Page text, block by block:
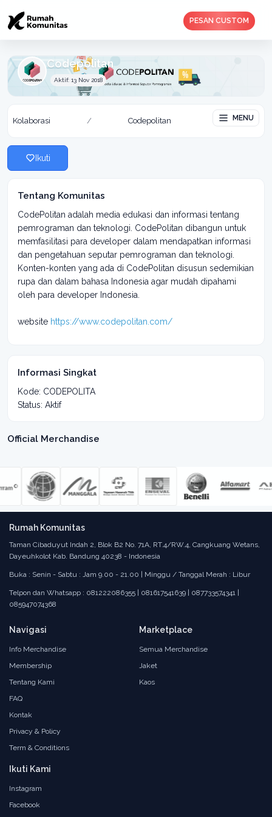
PESAN CUSTOM
Codepolitan
Aktif: 13 Nov 2018
Kolaborasi / Codepolitan MENU
Ikuti
Tentang Komunitas
CodePolitan adalah media edukasi dan informasi tentang
pemrograman dan teknologi. CodePolitan dibangun untuk
memfasilitasi para developer dalam mendapatkan informasi
dan pengetahuan seputar pemrograman dan teknologi.
Konten-konten yang ada di CodePolitan disusun sedemikian
rupa dan dalam bahasa Indonesia agar mudah dipahami
oleh para developer Indonesia.
website https://www.codepolitan.com/
Informasi Singkat
Kode: CODEPOLITA
Status: Aktif
Official Merchandise
Rumah Komunitas
Taman Cibaduyut Indah 2, Blok B2 No. 71A, RT.4/RW.4, Cangkuang Wetans,
Dayeuhkolot Kab. Bandung 40238 - Indonesia
Buka : Senin - Sabtu : Jam 9.00 - 21.00 | Minggu / Tanggal Merah : Libur
Telpon dan Whatsapp : 081222086355 | 081617541639 | 087733574341 |
085947074368
Navigasi
Info Merchandise
Membership
Tentang Kami
FAQ
Kontak
Privacy & Policy
Term & Conditions
Marketplace
Semua Merchandise
Jaket
Kaos
Ikuti Kami
Instagram
Facebook